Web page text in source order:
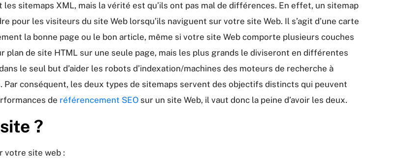
sitemaps XML, mais la vérité est qu’ils ont pas mal de différences. En effet, un sitemap
pour les visiteurs du site Web lorsqu’ils naviguent sur votre site Web. Il s’agit d’une carte
la bonne page ou le bon article, même si votre site Web comporte plusieurs couches
de site HTML sur une seule page, mais les plus grands le diviseront en différentes
le seul but d’aider les robots d’indexation/machines des moteurs de recherche à
conséquent, les deux types de sitemaps servent des objectifs distincts qui peuvent
de référencement SEO sur un site Web, il vaut donc la peine d’avoir les deux.
?
votre site web :